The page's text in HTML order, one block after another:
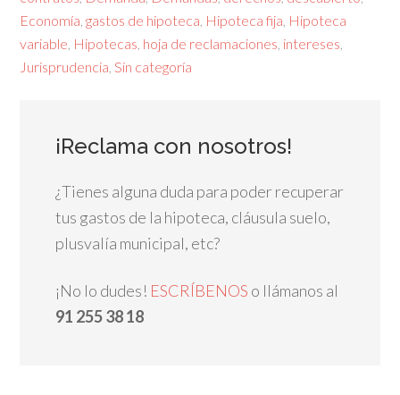
Economía ,gastos de hipoteca Hipoteca fija Hipoteca
variable Hipotecas hoja de reclamaciones intereses
Jurisprudencia ,Sin categoría
¡Reclama con nosotros!
¿Tienes alguna duda para poder recuperar
tus gastos de la hipoteca, cláusula suelo,
plusvalía municipal, etc?
¡No lo dudes! ESCRÍBENOS o llámanos al
91 255 38 18